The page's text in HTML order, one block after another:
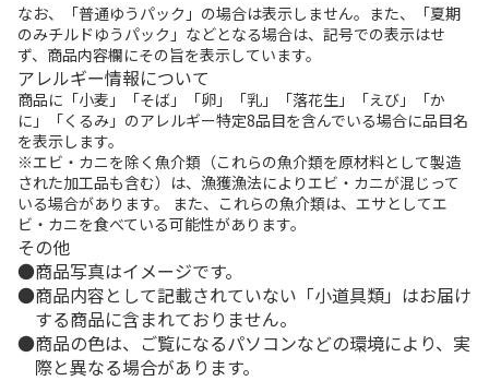
なお、「普通ゆうパック」の場合は表示しません。また、「夏期
のみチルドゆうパック」などとなる場合は、記号での表示はせ
ず、商品内容欄にその旨を表示しています。
アレルギー情報について
商品に「小麦」「そば」「卵」「乳」「落花生」「えび」「か
に」「くるみ」のアレルギー特定8品目を含んでいる場合に品目名
を表示します。
※エビ・カニを除く魚介類（これらの魚介類を原材料として製造
された加工品も含む）は、漁獲漁法によりエビ・カニが混じって
いる場合があります。 また、これらの魚介類は、エサとしてエ
ビ・カニを食べている可能性があります。
その他
商品写真はイメージです。
商品内容として記載されていない「小道具類」はお届け
する商品に含まれておりません。
商品の色は、ご覧になるパソコンなどの環境により、実
際と異なる場合があります。